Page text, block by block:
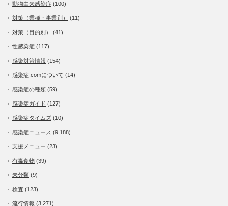
動物由来感染症 (100)
対策（業種・事業別） (11)
対策（目的別） (41)
性感染症 (117)
感染対策情報 (154)
感染症.comについて (14)
感染症の種類 (59)
感染症ガイド (127)
感染症タイムズ (10)
感染症ニュース (9,188)
支援メニュー (23)
有毒食物 (39)
未分類 (9)
検査 (123)
流行情報 (3,271)